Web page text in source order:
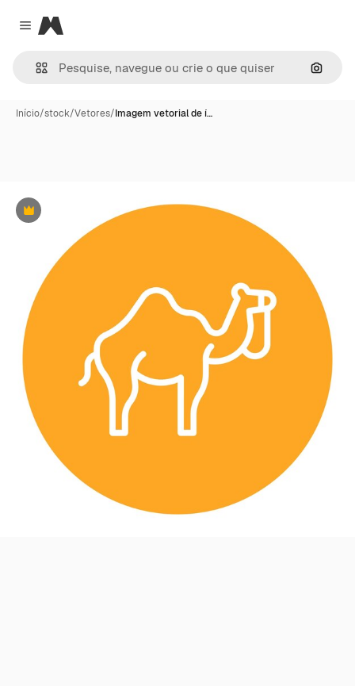
Close menu
Magnific
Início/stock/Vetores/Imagem vetorial de í…
Premium